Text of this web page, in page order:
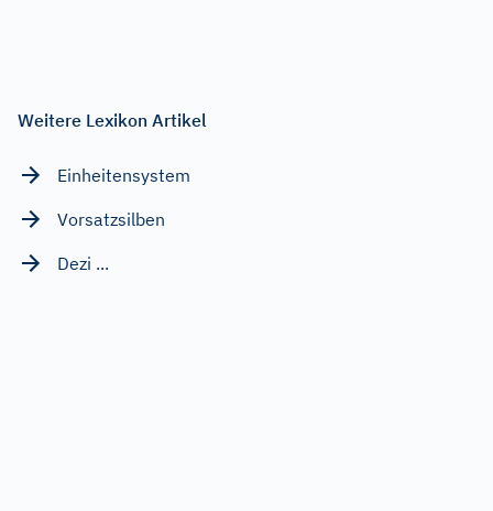
Weitere Lexikon Artikel
Einheitensystem
Vorsatzsilben
Dezi ...